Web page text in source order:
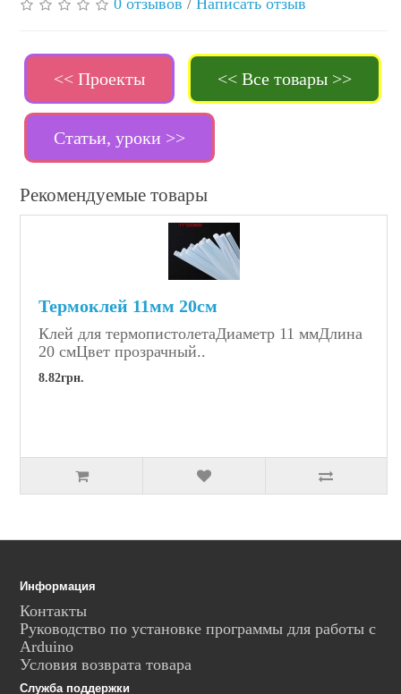
<< Проекты << Все товары >>
Статьи, уроки >>
Рекомендуемые товары
Термоклей 11мм 20см
Клей для термопистолетаДиаметр 11 ммДлина
20 смЦвет прозрачный..
8.82грн.
Информация
Контакты
Руководство по установке программы для работы с
Arduino
Условия возврата товара
Служба поддержки